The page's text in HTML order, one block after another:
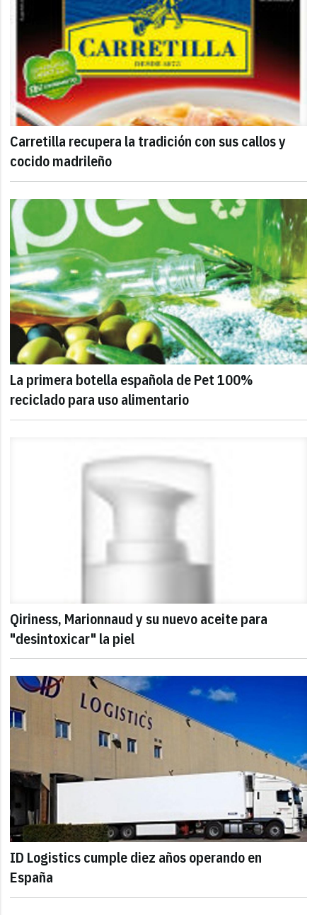
Carretilla recupera la tradición con sus callos y
cocido madrileño
La primera botella española de Pet 100%
reciclado para uso alimentario
Qiriness, Marionnaud y su nuevo aceite para
"desintoxicar" la piel
ID Logistics cumple diez años operando en
España